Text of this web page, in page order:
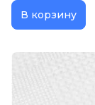
В корзину